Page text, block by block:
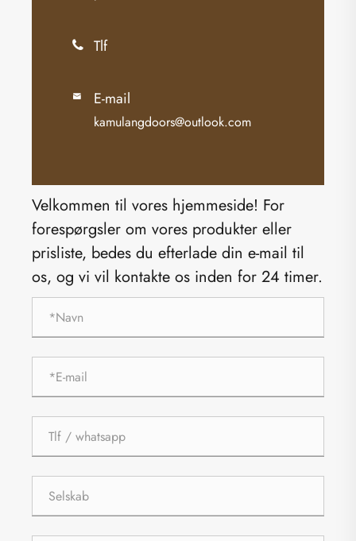
 Tlf
 E-mail
kamulangdoors@outlook.com
Velkommen til vores hjemmeside! For
forespørgsler om vores produkter eller
prisliste, bedes du efterlade din e-mail til
os, og vi vil kontakte os inden for 24 timer.